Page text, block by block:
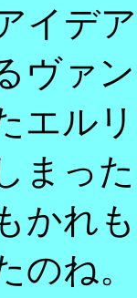
イデ
ヴァ
エル
まっ
かれ
のね